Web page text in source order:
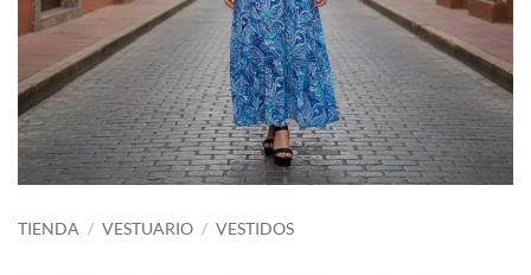
TIENDA / VESTUARIO / VESTIDOS